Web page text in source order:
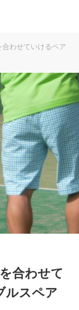
合わせていけるペア
合わせて
ルスペア